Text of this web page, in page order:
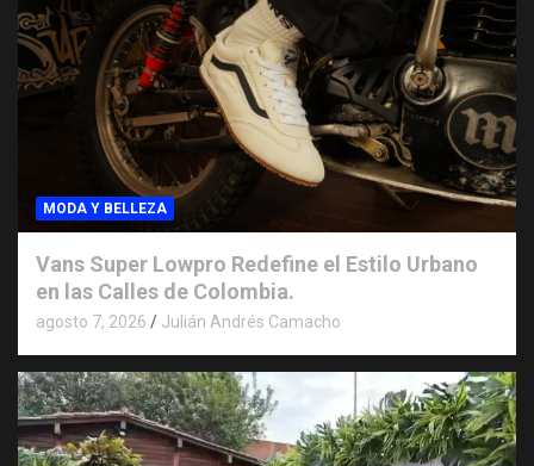
MODA Y BELLEZA
Vans Super Lowpro Redefine el Estilo Urbano
en las Calles de Colombia.
agosto 7, 2026 Julián Andrés Camacho